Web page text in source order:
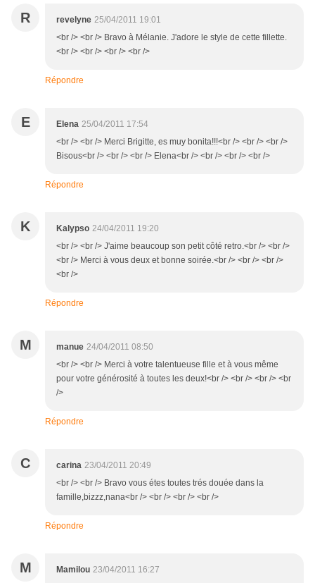
R revelyne 25/04/2011 19:01
<br /> <br /> Bravo à Mélanie. J'adore le style de cette fillette.
<br /> <br /> <br /> <br />
Répondre
E Elena 25/04/2011 17:54
<br /> <br /> Merci Brigitte, es muy bonita!!!<br /> <br /> <br />
Bisous<br /> <br /> <br /> Elena<br /> <br /> <br /> <br />
Répondre
K Kalypso 24/04/2011 19:20
<br /> <br /> J'aime beaucoup son petit côté retro.<br /> <br />
<br /> Merci à vous deux et bonne soirée.<br /> <br /> <br />
<br />
Répondre
M manue 24/04/2011 08:50
<br /> <br /> Merci à votre talentueuse fille et à vous même
pour votre générosité à toutes les deux!<br /> <br /> <br /> <br
/>
Répondre
C carina 23/04/2011 20:49
<br /> <br /> Bravo vous étes toutes trés douée dans la
famille,bizzz,nana<br /> <br /> <br /> <br />
Répondre
M Mamilou 23/04/2011 16:27